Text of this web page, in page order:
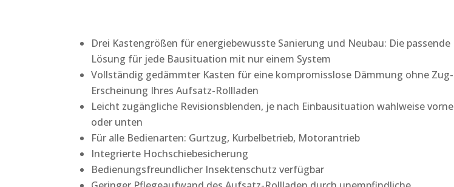
Drei Kastengrößen für energiebewusste Sanierung und Neubau: Die passende
Lösung für jede Bausituation mit nur einem System
Vollständig gedämmter Kasten für eine kompromisslose Dämmung ohne Zug-
Erscheinung Ihres Aufsatz-Rollladen
Leicht zugängliche Revisionsblenden, je nach Einbausituation wahlweise vorne
oder unten
Für alle Bedienarten: Gurtzug, Kurbelbetrieb, Motorantrieb
Integrierte Hochschiebesicherung
Bedienungsfreundlicher Insektenschutz verfügbar